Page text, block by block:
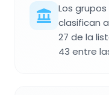
Los
clasifican
27 de la
43 entre